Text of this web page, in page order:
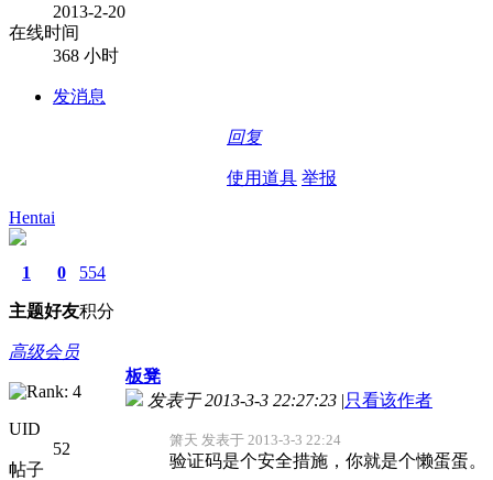
2013-2-20
在线时间
368 小时
发消息
回复
使用道具 举报
Hentai
1
主题
0
好友
554
积分
高级会员
UID
52
帖子
板凳
发表于 2013-3-3 22:27:23 |只看该作者
箫天 发表于 2013-3-3 22:24
验证码是个安全措施，你就是个懒蛋蛋。